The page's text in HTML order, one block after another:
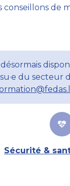
conseillons de
du secteur
Sécurité &